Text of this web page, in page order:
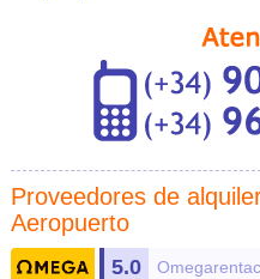
Proveedores de
Aeropuerto
5.0